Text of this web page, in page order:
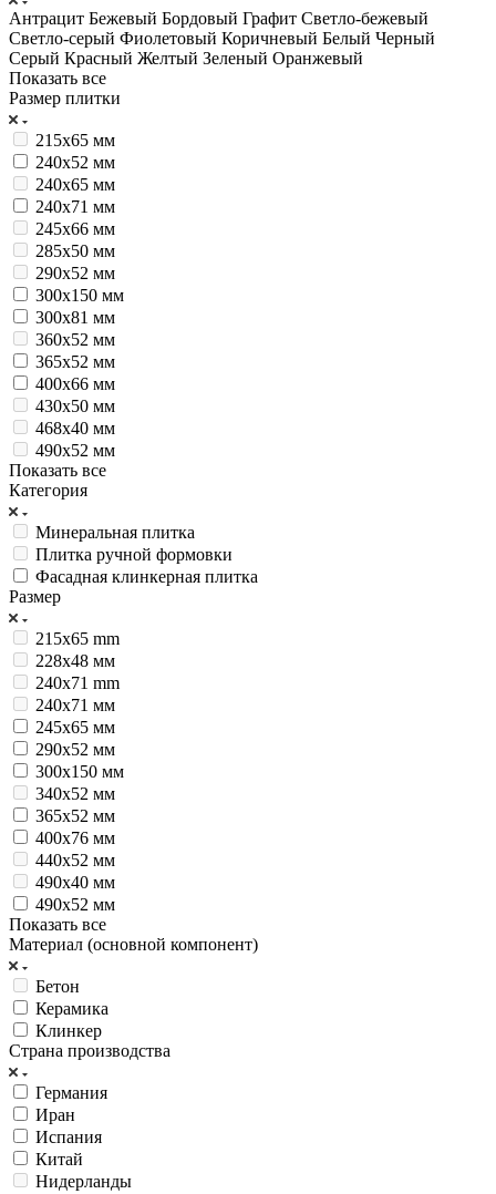
Антрацит Бежевый Бордовый Графит Светло-бежевый
Светло-серый Фиолетовый Коричневый Белый Черный
Серый Красный Желтый Зеленый Оранжевый
Показать все
Размер плитки
215х65 мм
240x52 мм
240x65 мм
240x71 мм
245х66 мм
285х50 мм
290x52 мм
300х150 мм
300х81 мм
360x52 мм
365x52 мм
400х66 мм
430х50 мм
468x40 мм
490х52 мм
Показать все
Категория
Минеральная плитка
Плитка ручной формовки
Фасадная клинкерная плитка
Размер
215x65 mm
228х48 мм
240x71 mm
240х71 мм
245х65 мм
290х52 мм
300х150 мм
340х52 мм
365х52 мм
400х76 мм
440х52 мм
490х40 мм
490х52 мм
Показать все
Материал (основной компонент)
Бетон
Керамика
Клинкер
Страна производства
Германия
Иран
Испания
Китай
Нидерланды